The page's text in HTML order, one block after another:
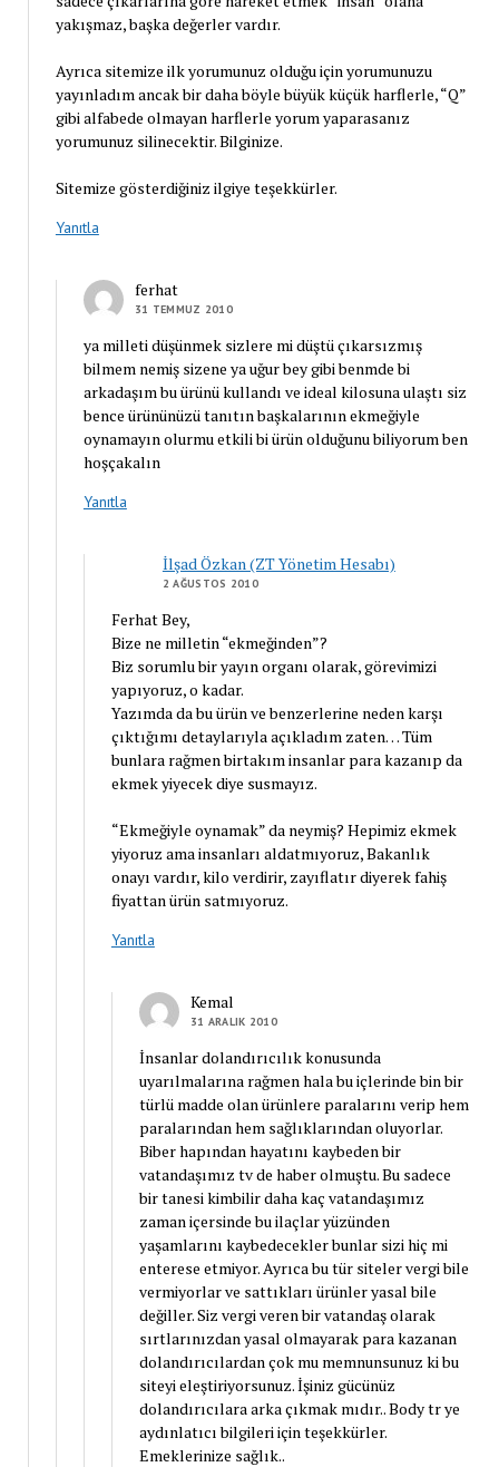
yakışmaz, başka değerler vardır.
Ayrıca sitemize ilk yorumunuz olduğu için yorumunuzu
yayınladım ancak bir daha böyle büyük küçük harflerle, “Q”
gibi alfabede olmayan harflerle yorum yaparasanız
yorumunuz silinecektir. Bilginize.
Sitemize gösterdiğiniz ilgiye teşekkürler.
Yanıtla
ferhat
31 TEMMUZ 2010
ya milleti düşünmek sizlere mi düştü çıkarsızmış
bilmem nemiş sizene ya uğur bey gibi benmde bi
arkadaşım bu ürünü kullandı ve ideal kilosuna ulaştı siz
bence ürününüzü tanıtın başkalarının ekmeğiyle
oynamayın olurmu etkili bi ürün olduğunu biliyorum ben
hoşçakalın
Yanıtla
İlşad Özkan (ZT Yönetim Hesabı)
2 AĞUSTOS 2010
Ferhat Bey,
Bize ne milletin “ekmeğinden”?
Biz sorumlu bir yayın organı olarak, görevimizi
yapıyoruz, o kadar.
Yazımda da bu ürün ve benzerlerine neden karşı
çıktığımı detaylarıyla açıkladım zaten… Tüm
bunlara rağmen birtakım insanlar para kazanıp da
ekmek yiyecek diye susmayız.
“Ekmeğiyle oynamak” da neymiş? Hepimiz ekmek
yiyoruz ama insanları aldatmıyoruz, Bakanlık
onayı vardır, kilo verdirir, zayıflatır diyerek fahiş
fiyattan ürün satmıyoruz.
Yanıtla
Kemal
31 ARALIK 2010
İnsanlar dolandırıcılık konusunda
uyarılmalarına rağmen hala bu içlerinde bin bir
türlü madde olan ürünlere paralarını verip hem
paralarından hem sağlıklarından oluyorlar.
Biber hapından hayatını kaybeden bir
vatandaşımız tv de haber olmuştu. Bu sadece
bir tanesi kimbilir daha kaç vatandaşımız
zaman içersinde bu ilaçlar yüzünden
yaşamlarını kaybedecekler bunlar sizi hiç mi
enterese etmiyor. Ayrıca bu tür siteler vergi bile
vermiyorlar ve sattıkları ürünler yasal bile
değiller. Siz vergi veren bir vatandaş olarak
sırtlarınızdan yasal olmayarak para kazanan
dolandırıcılardan çok mu memnunsunuz ki bu
siteyi eleştiriyorsunuz. İşiniz gücünüz
dolandırıcılara arka çıkmak mıdır.. Body tr ye
aydınlatıcı bilgileri için teşekkürler.
Emeklerinize sağlık..